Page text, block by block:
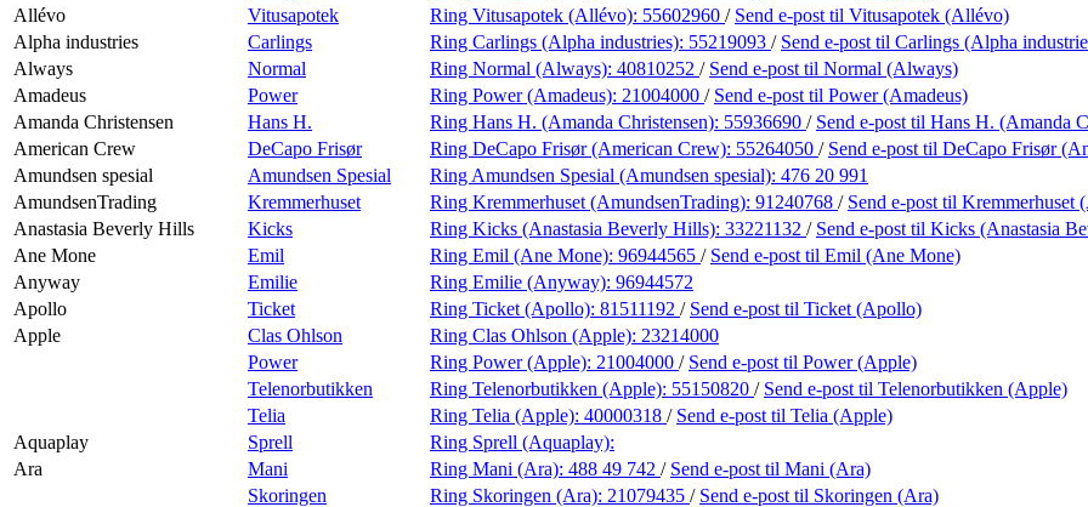
Allévo
Vitusapotek Ring Vitusapotek (Allévo): 55602960 / Send e-post til Vitusapotek (Allévo)
Alpha industries
Carlings Ring Carlings (Alpha industries): 55219093 / Send e-post til Carlings (Alpha
Always
Normal Ring Normal (Always): 40810252 / Send e-post til Normal (Always)
Amadeus
Power Ring Power (Amadeus): 21004000 / Send e-post til Power (Amadeus)
Amanda Christensen
Hans H. Ring Hans H. (Amanda Christensen): 55936690 / Send e-post til Hans H. (Amanda
American Crew
DeCapo Frisør Ring DeCapo Frisør (American Crew): 55264050 / Send e-post til DeCapo Frisør
Amundsen spesial
Amundsen Spesial Ring Amundsen Spesial (Amundsen spesial): 476 20 991
AmundsenTrading
Kremmerhuset Ring Kremmerhuset (AmundsenTrading): 91240768 / Send e-post til Kremmerhuset
Anastasia Beverly Hills
Kicks Ring Kicks (Anastasia Beverly Hills): 33221132 / Send e-post til Kicks (Anastasia
Ane Mone
Emil Ring Emil (Ane Mone): 96944565 / Send e-post til Emil (Ane Mone)
Anyway
Emilie Ring Emilie (Anyway): 96944572
Apollo
Ticket Ring Ticket (Apollo): 81511192 / Send e-post til Ticket (Apollo)
Apple
Clas Ohlson Ring Clas Ohlson (Apple): 23214000
Power
Ring Power (Apple): 21004000 / Send e-post til Power (Apple)
Telenorbutikken
Ring Telenorbutikken (Apple): 55150820 / Send e-post til Telenorbutikken (Apple)
Telia
Ring Telia (Apple): 40000318 / Send e-post til Telia (Apple)
Aquaplay
Sprell
Ring Sprell (Aquaplay):
Ara
Mani Ring Mani (Ara): 488 49 742 / Send e-post til Mani (Ara)
Skoringen
Ring Skoringen (Ara): 21079435 / Send e-post til Skoringen (Ara)